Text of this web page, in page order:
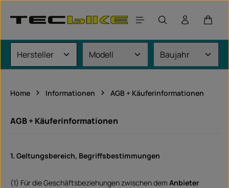
Home Informationen AGB + Käuferinformationen
AGB + Käuferinformationen
1. Geltungsbereich, Begriffsbestimmungen
(1) Für die Geschäftsbeziehungen zwischen dem Anbieter